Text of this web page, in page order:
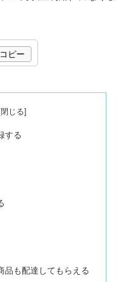
コピー
する
品も配達してもらえる